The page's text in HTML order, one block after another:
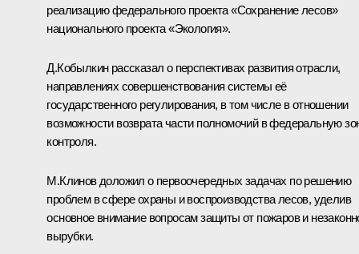
реализацию федерального проекта «Сохранение лесов»
национального проекта «Экология».
Д.Кобылкин рассказал о перспективах развития отрасли,
направлениях совершенствования системы её
государственного регулирования, в том числе в отношении
возможности возврата части полномочий в федеральную
контроля.
М.Клинов доложил о первоочередных задачах по решению
проблем в сфере охраны и воспроизводства лесов, уделив
основное внимание вопросам защиты от пожаров и
вырубки.